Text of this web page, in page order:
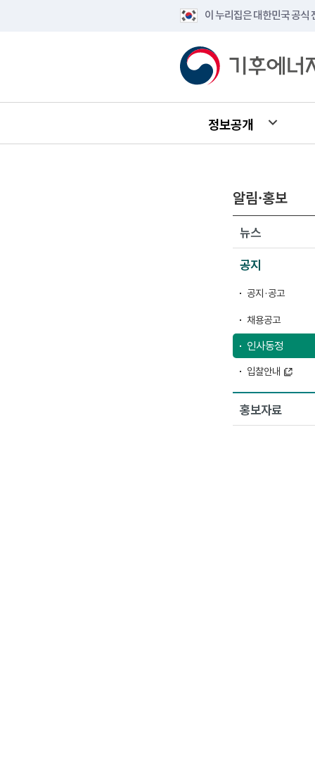
이 누리집은 대한민국 공식
정보공개
알림·홍보
뉴스
공지
공지·공고
채용공고
인사동정
입찰안내
홍보자료